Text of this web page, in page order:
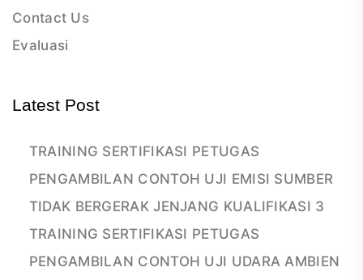
Contact Us
Evaluasi
Latest Post
TRAINING SERTIFIKASI PETUGAS
PENGAMBILAN CONTOH UJI EMISI SUMBER
TIDAK BERGERAK JENJANG KUALIFIKASI 3
TRAINING SERTIFIKASI PETUGAS
PENGAMBILAN CONTOH UJI UDARA AMBIEN